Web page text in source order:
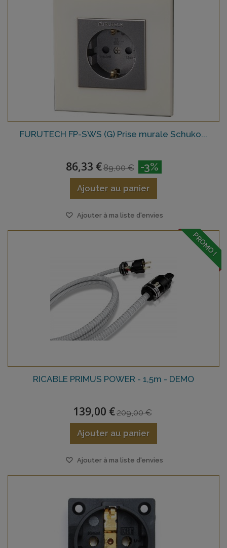
FURUTECH FP-SWS (G) Prise murale Schuko...
86,33 €89,00 € -3%
Ajouter au panier
Ajouter à ma liste d'envies
PROMO !
RICABLE PRIMUS POWER - 1,5m - DEMO
139,00 €209,00 €
Ajouter au panier
Ajouter à ma liste d'envies